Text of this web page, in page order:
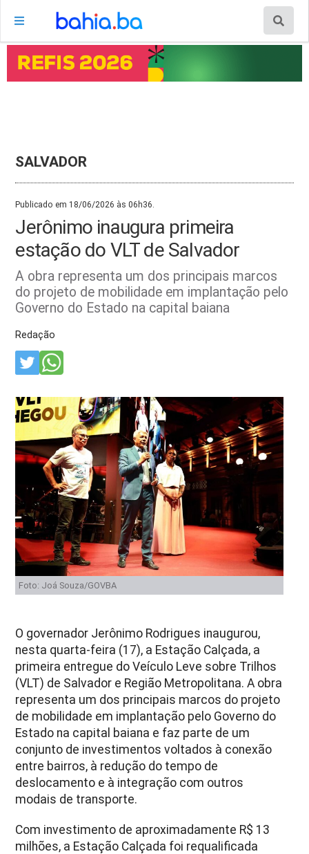
SALVADOR
Publicado em 18/06/2026 às 06h36.
Jerônimo inaugura primeira
estação do VLT de Salvador
A obra representa um dos principais marcos
do projeto de mobilidade em implantação pelo
Governo do Estado na capital baiana
Redação
Foto: Joá Souza/GOVBA
O governador Jerônimo Rodrigues inaugurou,
nesta quarta-feira (17), a Estação Calçada, a
primeira entregue do Veículo Leve sobre Trilhos
(VLT) de Salvador e Região Metropolitana. A obra
representa um dos principais marcos do projeto
de mobilidade em implantação pelo Governo do
Estado na capital baiana e faz parte de um
conjunto de investimentos voltados à conexão
entre bairros, à redução do tempo de
deslocamento e à integração com outros
modais de transporte.
Com investimento de aproximadamente R$ 13
milhões, a Estação Calçada foi requalificada